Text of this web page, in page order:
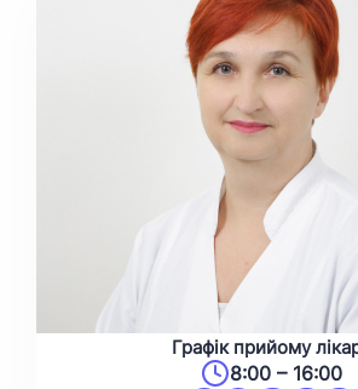
Графік прийому
8:00 – 16:00